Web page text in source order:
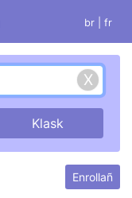
br | fr
Enrollañ